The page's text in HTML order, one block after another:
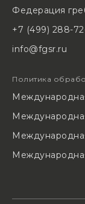
Федерация
+7 (499) 288-
info@fgsr.ru
Политика